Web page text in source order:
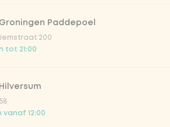
Toevoegen aan
Paddepoel
200
tot 21:00
vanaf 12:00